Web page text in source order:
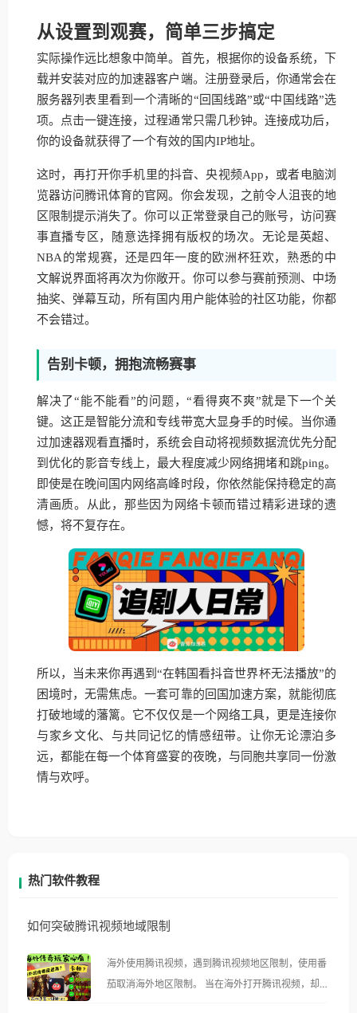
从设置到观赛，简单三步搞定
实际操作远比想象中简单。首先，根据你的设备系统，下
载并安装对应的加速器客户端。注册登录后，你通常会在
服务器列表里看到一个清晰的“回国线路”或“中国线路”选
项。点击一键连接，过程通常只需几秒钟。连接成功后，
你的设备就获得了一个有效的国内IP地址。
这时，再打开你手机里的抖音、央视频App，或者电脑浏
览器访问腾讯体育的官网。你会发现，之前令人沮丧的地
区限制提示消失了。你可以正常登录自己的账号，访问赛
事直播专区，随意选择拥有版权的场次。无论是英超、
NBA的常规赛，还是四年一度的欧洲杯狂欢，熟悉的中
文解说界面将再次为你敞开。你可以参与赛前预测、中场
抽奖、弹幕互动，所有国内用户能体验的社区功能，你都
不会错过。
告别卡顿，拥抱流畅赛事
解决了“能不能看”的问题，“看得爽不爽”就是下一个关
键。这正是智能分流和专线带宽大显身手的时候。当你通
过加速器观看直播时，系统会自动将视频数据流优先分配
到优化的影音专线上，最大程度减少网络拥堵和跳ping。
即使是在晚间国内网络高峰时段，你依然能保持稳定的高
清画质。从此，那些因为网络卡顿而错过精彩进球的遗
憾，将不复存在。
所以，当未来你再遇到“在韩国看抖音世界杯无法播放”的
困境时，无需焦虑。一套可靠的回国加速方案，就能彻底
打破地域的藩篱。它不仅仅是一个网络工具，更是连接你
与家乡文化、与共同记忆的情感纽带。让你无论漂泊多
远，都能在每一个体育盛宴的夜晚，与同胞共享同一份激
情与欢呼。
热门软件教程
如何突破腾讯视频地域限制
海外使用腾讯视频，遇到腾讯视频地区限制，使用番
茄取消海外地区限制。 当在海外打开腾讯视频，却突